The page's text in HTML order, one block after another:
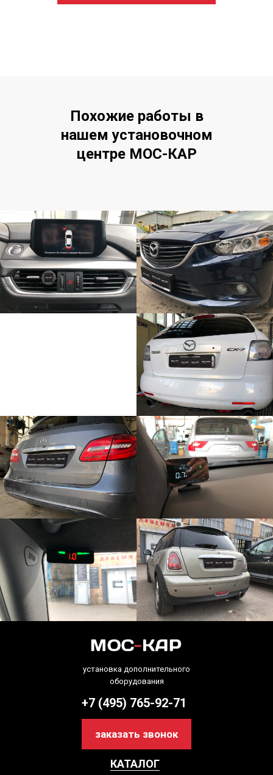
Похожие работы в
нашем установочном
центре МОС-КАР
КАТАЛОГ
+7 (495) 765-92-71
установка дополнительного
оборудования
заказать звонок